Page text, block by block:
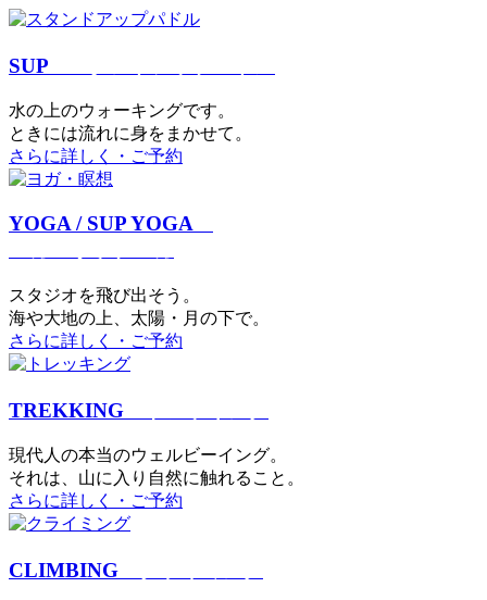
SUP
⽔の上のウォーキングです。
ときには流れに身をまかせて。
さらに詳しく・ご予約
YOGA / SUP YOGA
スタジオを⾶び出そう。
海や大地の上、太陽・⽉の下で。
さらに詳しく・ご予約
TREKKING
現代⼈の本当のウェルビーイング。
それは、⼭に⼊り⾃然に触れること。
さらに詳しく・ご予約
CLIMBING